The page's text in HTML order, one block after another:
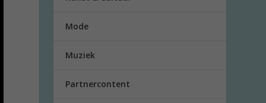
Mode
Muziek
Partnercontent